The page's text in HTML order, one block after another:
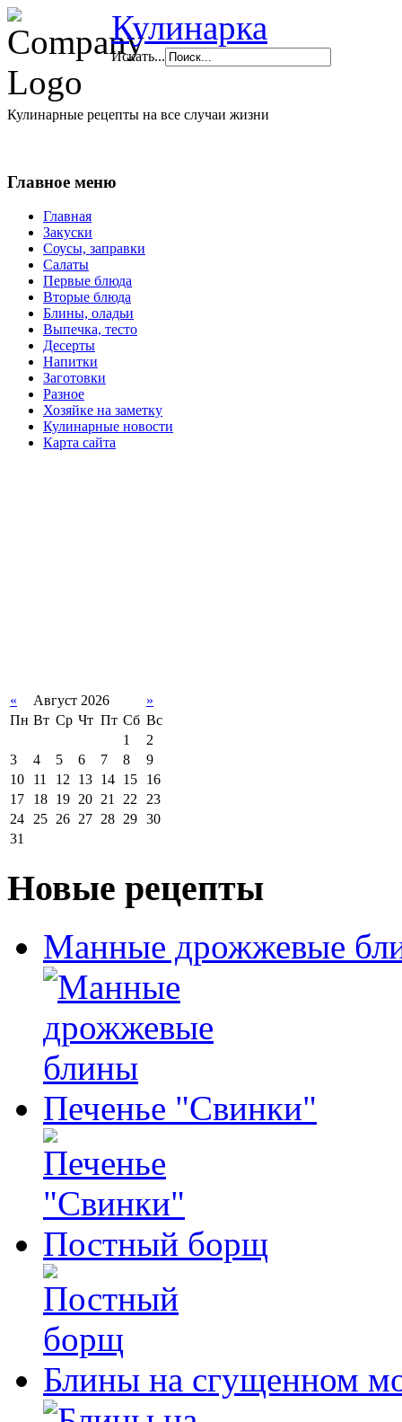
Кулинарка
Искать...
Кулинарные рецепты на все случаи жизни
Главное меню
Главная
Закуски
Соусы, заправки
Салаты
Первые блюда
Вторые блюда
Блины, оладьи
Выпечка, тесто
Десерты
Напитки
Заготовки
Разное
Хозяйке на заметку
Кулинарные новости
Карта сайта
« Август 2026
»
Пн Вт Ср Чт Пт Сб Вс
1
2
3
4 5 6 7 8
9
10
11 12 13 14 15
16
17
18 19 20 21 22 23
24 25 26 27 28 29 30
31
Новые рецепты
Манные дрожжевые
Печенье "Свинки"
Постный борщ
Блины на сгущенном